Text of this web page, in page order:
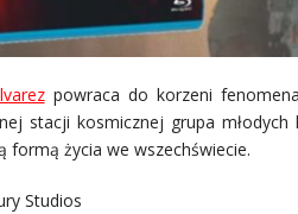
powraca do korzeni
stacji kosmicznej grupa
formą życia we wszechświecie.
Studios